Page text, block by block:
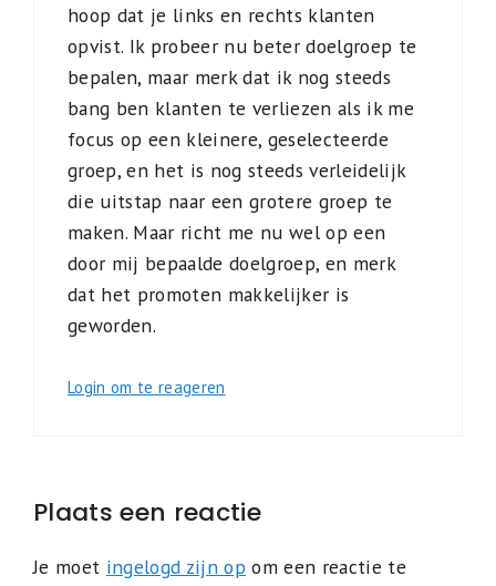
hoop dat je links en rechts klanten
opvist. Ik probeer nu beter doelgroep te
bepalen, maar merk dat ik nog steeds
bang ben klanten te verliezen als ik me
focus op een kleinere, geselecteerde
groep, en het is nog steeds verleidelijk
die uitstap naar een grotere groep te
maken. Maar richt me nu wel op een
door mij bepaalde doelgroep, en merk
dat het promoten makkelijker is
geworden.
Login om te reageren
Plaats een reactie
Je moet ingelogd zijn op om een reactie te